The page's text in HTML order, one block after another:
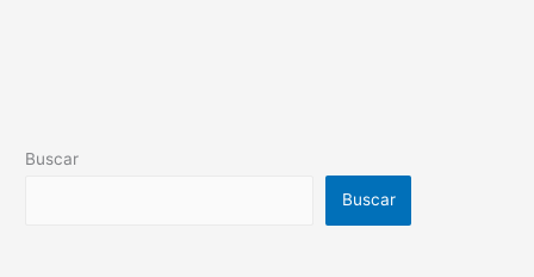
Buscar
Buscar